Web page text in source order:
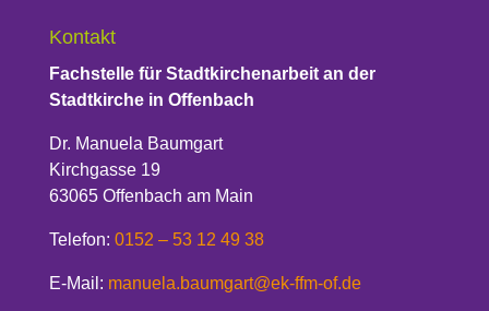
Kontakt
Fachstelle für Stadtkirchenarbeit an der
Stadtkirche in Offenbach
Dr. Manuela Baumgart
Kirchgasse 19
63065 Offenbach am Main
Telefon: 0152 – 53 12 49 38
E-Mail: manuela.baumgart@ek-ffm-of.de